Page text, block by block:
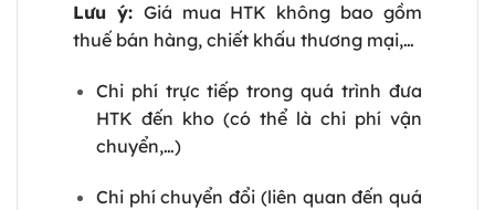
Lưu ý: Giá mua HTK không bao gồm
thuế bán hàng, chiết khấu thương mại,…
Chi phí trực tiếp trong quá trình đưa
HTK đến kho (có thể là chi phí vận
chuyển,…)
Chi phí chuyển đổi (liên quan đến quá